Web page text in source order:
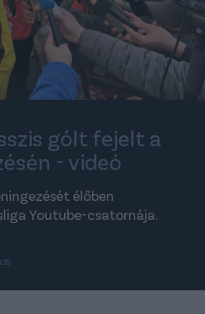
gólt fejelt a
- videó
élőben
Youtube-csatornája.